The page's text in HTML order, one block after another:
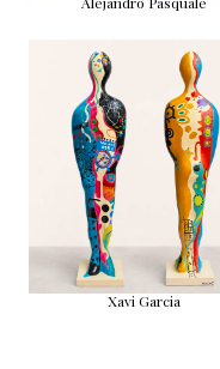
Xavi Garcia